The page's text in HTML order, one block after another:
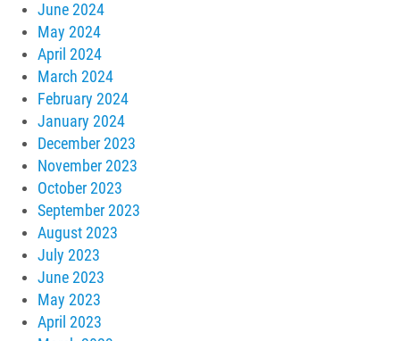
June 2024
May 2024
April 2024
March 2024
February 2024
January 2024
December 2023
November 2023
October 2023
September 2023
August 2023
July 2023
June 2023
May 2023
April 2023